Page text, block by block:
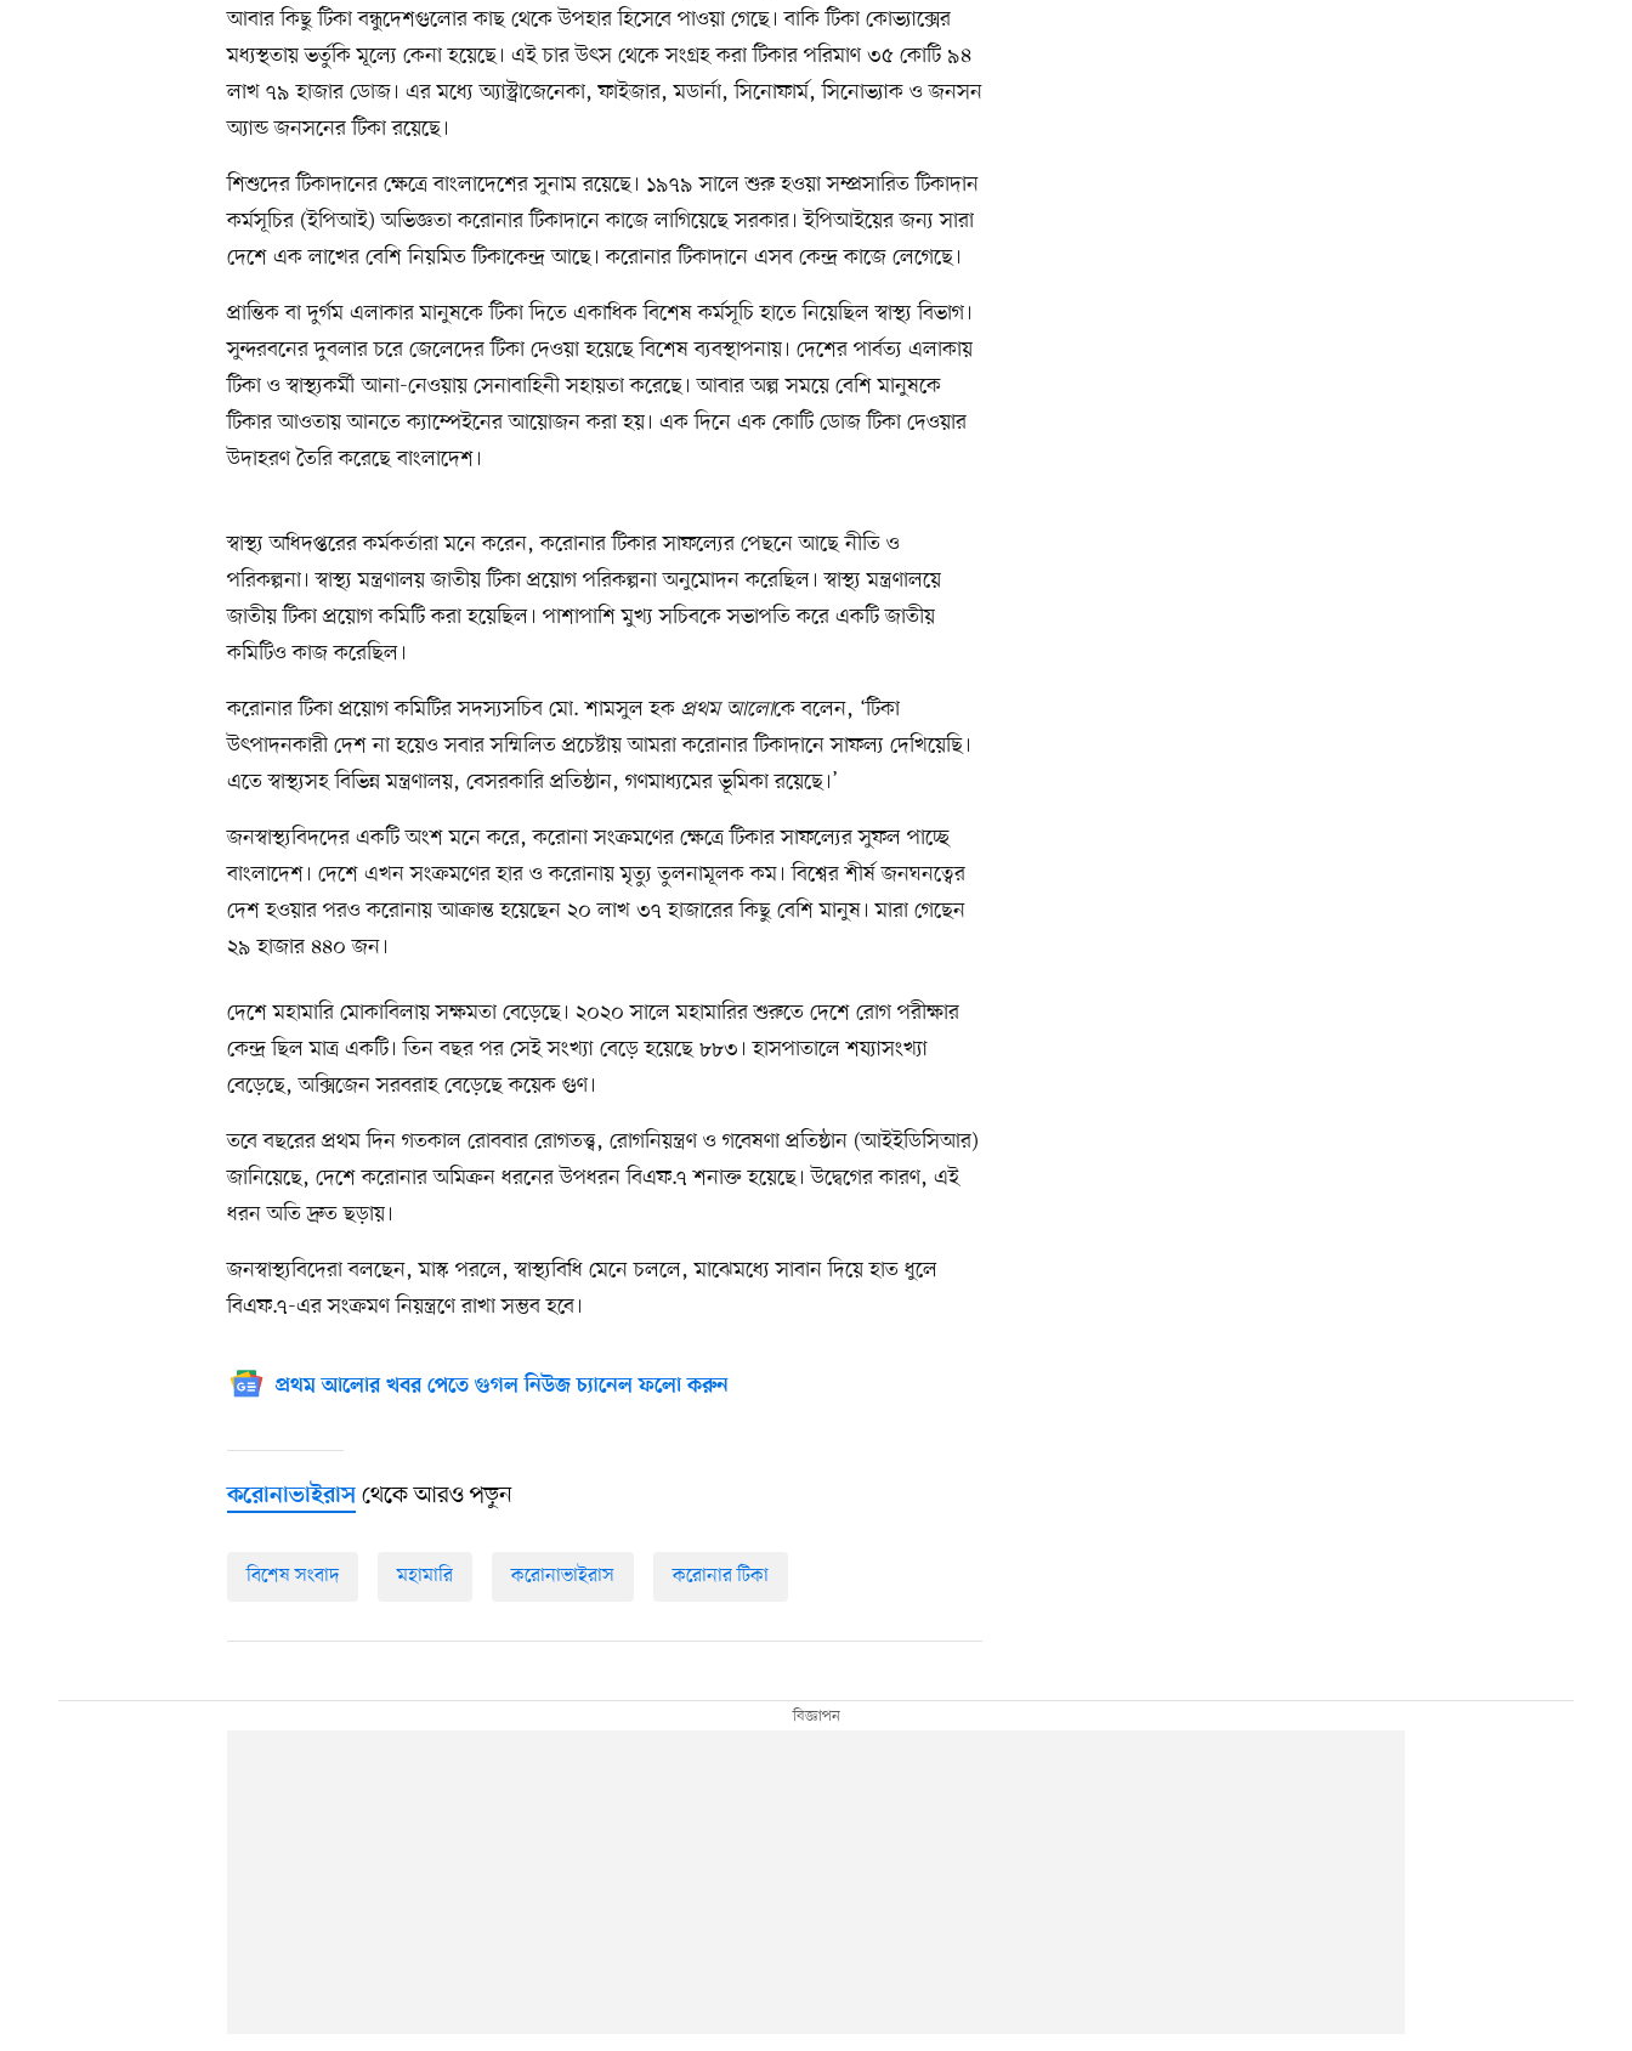
আবার কিছু টিকা বন্ধুদেশগুলোর কাছ থেকে উপহার হিসেবে পাওয়া গেছে। বাকি টিকা কোভ্যাক্সের
মধ্যস্থতায় ভর্তুকি মূল্যে কেনা হয়েছে। এই চার উৎস থেকে সংগ্রহ করা টিকার পরিমাণ ৩৫ কোটি ৯৪
লাখ ৭৯ হাজার ডোজ। এর মধ্যে অ্যাস্ট্রাজেনেকা, ফাইজার, মডার্না, সিনোফার্ম, সিনোভ্যাক ও জনসন
অ্যান্ড জনসনের টিকা রয়েছে।
শিশুদের টিকাদানের ক্ষেত্রে বাংলাদেশের সুনাম রয়েছে। ১৯৭৯ সালে শুরু হওয়া সম্প্রসারিত টিকাদান
কর্মসূচির (ইপিআই) অভিজ্ঞতা করোনার টিকাদানে কাজে লাগিয়েছে সরকার। ইপিআইয়ের জন্য সারা
দেশে এক লাখের বেশি নিয়মিত টিকাকেন্দ্র আছে। করোনার টিকাদানে এসব কেন্দ্র কাজে লেগেছে।
প্রান্তিক বা দুর্গম এলাকার মানুষকে টিকা দিতে একাধিক বিশেষ কর্মসূচি হাতে নিয়েছিল স্বাস্থ্য বিভাগ।
সুন্দরবনের দুবলার চরে জেলেদের টিকা দেওয়া হয়েছে বিশেষ ব্যবস্থাপনায়। দেশের পার্বত্য এলাকায়
টিকা ও স্বাস্থ্যকর্মী আনা-নেওয়ায় সেনাবাহিনী সহায়তা করেছে। আবার অল্প সময়ে বেশি মানুষকে
টিকার আওতায় আনতে ক্যাম্পেইনের আয়োজন করা হয়। এক দিনে এক কোটি ডোজ টিকা দেওয়ার
উদাহরণ তৈরি করেছে বাংলাদেশ।
স্বাস্থ্য অধিদপ্তরের কর্মকর্তারা মনে করেন, করোনার টিকার সাফল্যের পেছনে আছে নীতি ও
পরিকল্পনা। স্বাস্থ্য মন্ত্রণালয় জাতীয় টিকা প্রয়োগ পরিকল্পনা অনুমোদন করেছিল। স্বাস্থ্য মন্ত্রণালয়ে
জাতীয় টিকা প্রয়োগ কমিটি করা হয়েছিল। পাশাপাশি মুখ্য সচিবকে সভাপতি করে একটি জাতীয়
কমিটিও কাজ করেছিল।
করোনার টিকা প্রয়োগ কমিটির সদস্যসচিব মো. শামসুল হক প্রথম আলোকে বলেন, ‘টিকা
উৎপাদনকারী দেশ না হয়েও সবার সম্মিলিত প্রচেষ্টায় আমরা করোনার টিকাদানে সাফল্য দেখিয়েছি।
এতে স্বাস্থ্যসহ বিভিন্ন মন্ত্রণালয়, বেসরকারি প্রতিষ্ঠান, গণমাধ্যমের ভূমিকা রয়েছে।’
জনস্বাস্থ্যবিদদের একটি অংশ মনে করে, করোনা সংক্রমণের ক্ষেত্রে টিকার সাফল্যের সুফল পাচ্ছে
বাংলাদেশ। দেশে এখন সংক্রমণের হার ও করোনায় মৃত্যু তুলনামূলক কম। বিশ্বের শীর্ষ জনঘনত্বের
দেশ হওয়ার পরও করোনায় আক্রান্ত হয়েছেন ২০ লাখ ৩৭ হাজারের কিছু বেশি মানুষ। মারা গেছেন
২৯ হাজার ৪৪০ জন।
দেশে মহামারি মোকাবিলায় সক্ষমতা বেড়েছে। ২০২০ সালে মহামারির শুরুতে দেশে রোগ পরীক্ষার
কেন্দ্র ছিল মাত্র একটি। তিন বছর পর সেই সংখ্যা বেড়ে হয়েছে ৮৮৩। হাসপাতালে শয্যাসংখ্যা
বেড়েছে, অক্সিজেন সরবরাহ বেড়েছে কয়েক গুণ।
তবে বছরের প্রথম দিন গতকাল রোববার রোগতত্ত্ব, রোগনিয়ন্ত্রণ ও গবেষণা প্রতিষ্ঠান (আইইডিসিআর)
জানিয়েছে, দেশে করোনার অমিক্রন ধরনের উপধরন বিএফ.৭ শনাক্ত হয়েছে। উদ্বেগের কারণ, এই
ধরন অতি দ্রুত ছড়ায়।
জনস্বাস্থ্যবিদেরা বলছেন, মাস্ক পরলে, স্বাস্থ্যবিধি মেনে চললে, মাঝেমধ্যে সাবান দিয়ে হাত ধুলে
বিএফ.৭-এর সংক্রমণ নিয়ন্ত্রণে রাখা সম্ভব হবে।
প্রথম আলোর খবর পেতে গুগল নিউজ চ্যানেল ফলো করুন
করোনাভাইরাস থেকে আরও পড়ুন
বিশেষ সংবাদ মহামারি করোনাভাইরাস করোনার টিকা